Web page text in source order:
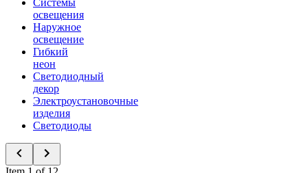
Системы
освещения
Наружное
освещение
Гибкий
неон
Светодиодный
декор
Электроустановочные
изделия
Светодиоды